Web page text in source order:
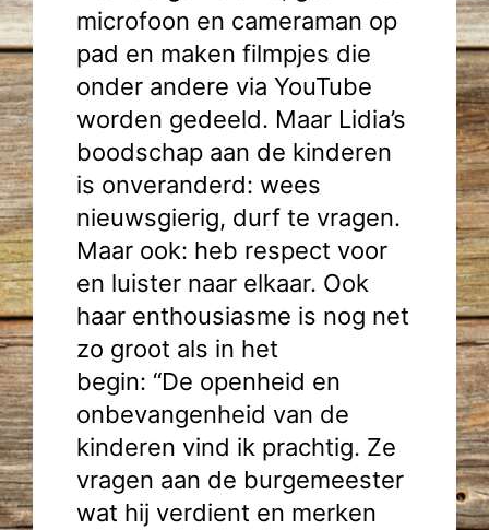
microfoon en cameraman op
pad en maken filmpjes die
onder andere via YouTube
worden gedeeld. Maar Lidia’s
boodschap aan de kinderen
is onveranderd: wees
nieuwsgierig, durf te vragen.
Maar ook: heb respect voor
en luister naar elkaar. Ook
haar enthousiasme is nog net
zo groot als in het
begin: “De openheid en
onbevangenheid van de
kinderen vind ik prachtig. Ze
vragen aan de burgemeester
wat hij verdient en merken